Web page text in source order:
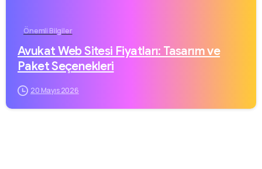
Önemli Bilgiler
Avukat Web Sitesi Fiyatları: Tasarım ve
Paket Seçenekleri
20 Mayıs 2026